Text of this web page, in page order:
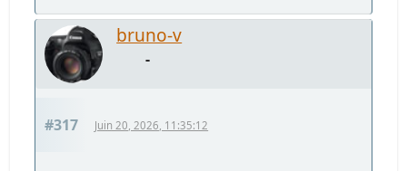
bruno-v
-
#317 Juin 20, 2026, 11:35:12